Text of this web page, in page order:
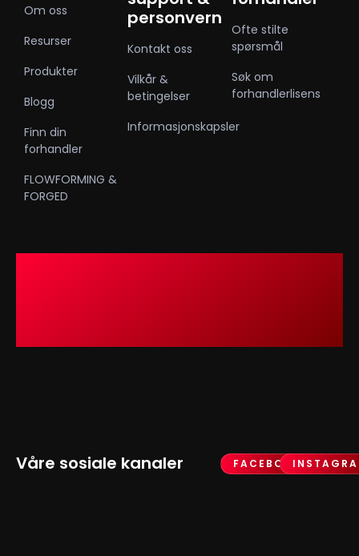
Om oss
Resurser
Produkter
Blogg
Finn din
forhandler
FLOWFORMING &
FORGED
personvern
Kontakt oss
Vilkår &
betingelser
Informasjonskapsler
Ofte stilte
spørsmål
Søk om
forhandlerlisens
Våre sosiale kanaler FACEBOOK